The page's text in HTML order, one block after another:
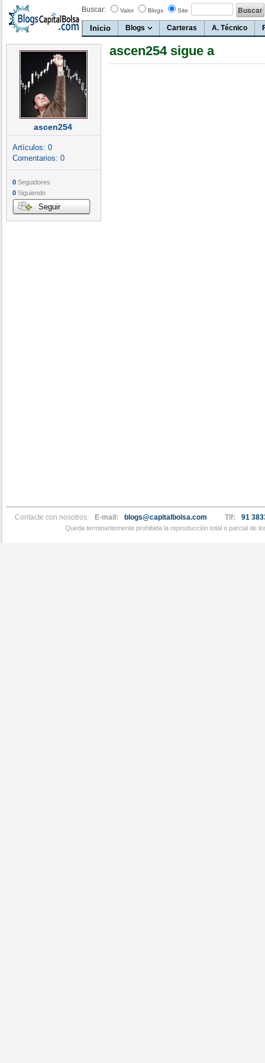
Buscar: Valor Blogs Site
Inicio Blogs Carteras A. Técnico
ascen254
Artículos: 0
Comentarios: 0
0 Seguidores
0 Siguiendo
Seguir
ascen254 sigue a
Contacte con nosotros: E-mail: blogs@capitalbolsa.com Tlf: 91
Queda terminantemente prohibida la reproducción total o parcial de